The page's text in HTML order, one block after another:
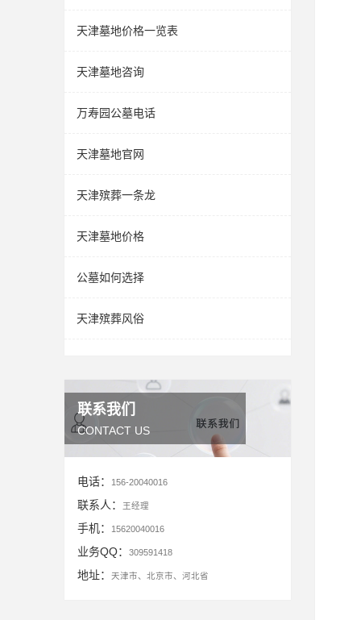
天津墓地价格一览表
天津墓地咨询
万寿园公墓电话
天津墓地官网
天津殡葬一条龙
天津墓地价格
公墓如何选择
天津殡葬风俗
联系我们
CONTACT US
电话： 156-20040016
联系人： 王经理
手机： 15620040016
业务QQ： 309591418
地址： 天津市、北京市、河北省